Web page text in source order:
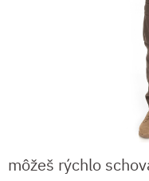
môžeš rýchlo